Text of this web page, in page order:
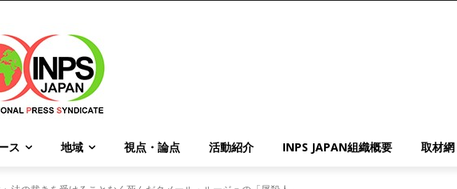
ス 地域 視点・論点 活動紹介 INPS JAPAN組織概要 取材網